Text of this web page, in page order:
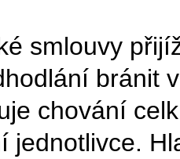
smlouvy
bránit
chování
jednotlivce.